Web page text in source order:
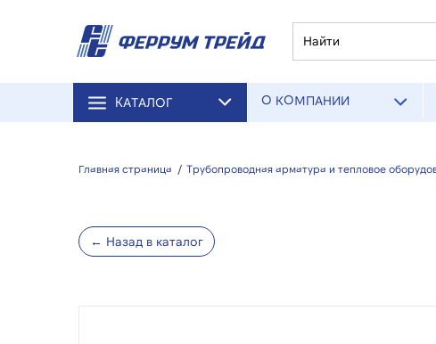
КАТАЛОГ О КОМПАНИИ
Главная страница / Трубопроводная арматура и тепловое
← Назад в каталог